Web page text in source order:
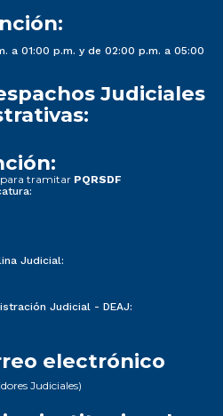
a 01:00 p.m. y de 02:00 p.m. a 05:00
Judiciales
para tramitar PQRSDF
Judicial:
Judicial - DEAJ:
electrónico
Judiciales)